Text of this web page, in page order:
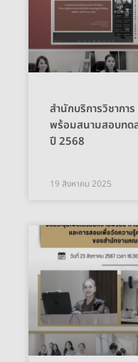
สำนักบริการวิชากา
พร้อมสนามสอบทด
ปี 2568
19 สิงหาคม 2025